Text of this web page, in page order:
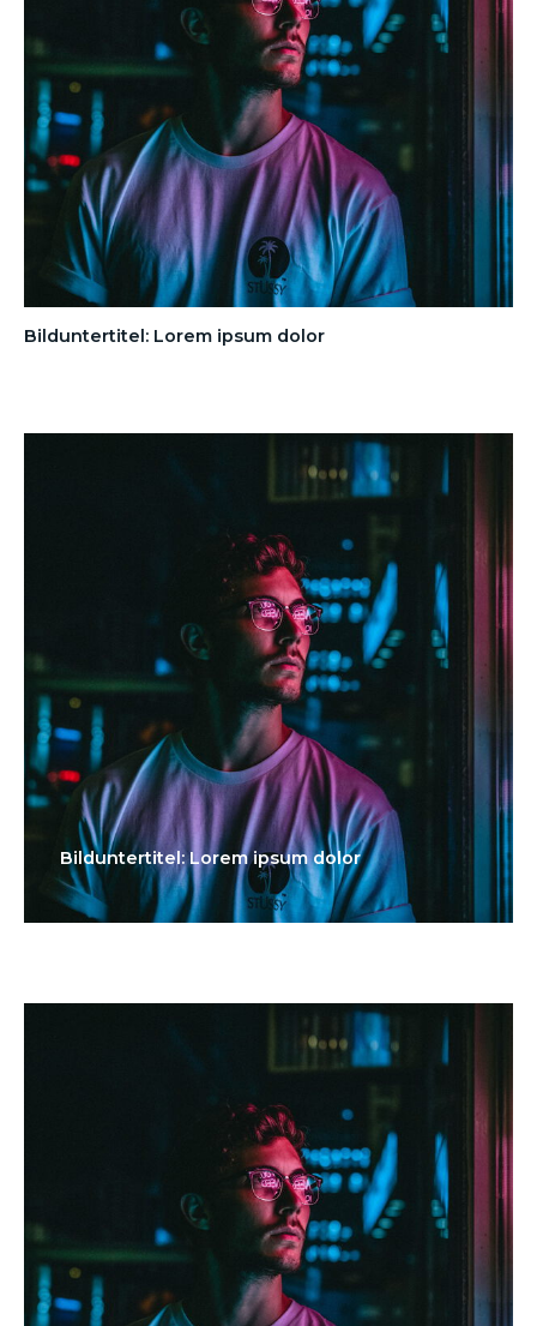
Bilduntertitel: Lorem ipsum dolor
Bilduntertitel: Lorem ipsum dolor